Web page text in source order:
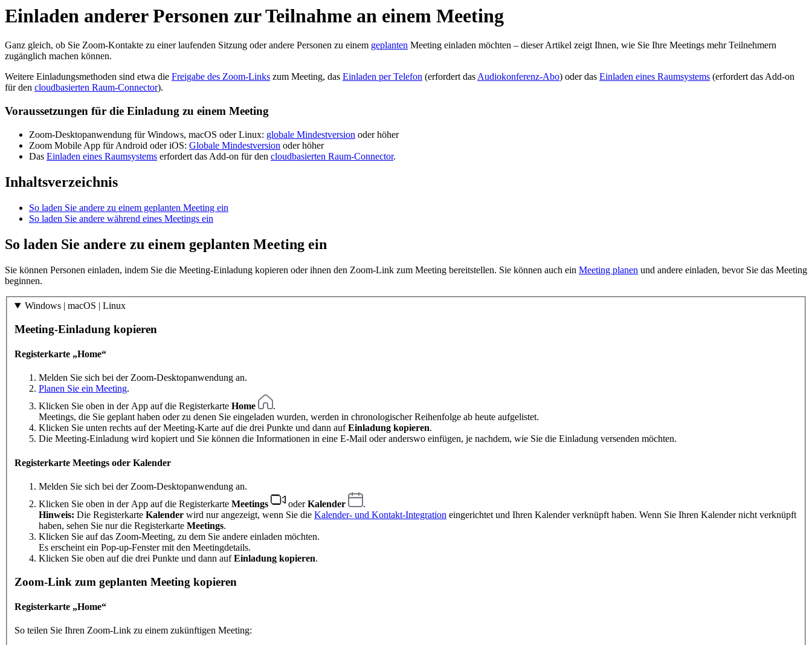
Einladen anderer Personen zur Teilnahme an einem Meeting
Ganz gleich, ob Sie Zoom-Kontakte zu einer laufenden Sitzung oder andere Personen zu einem geplanten Meeting einladen möchten – dieser Artikel zeigt Ihnen, wie Sie Ihre Meetings mehr Teilnehmern
zugänglich machen können.
Weitere Einladungsmethoden sind etwa die Freigabe des Zoom-Links zum Meeting, das Einladen per Telefon (erfordert dasAudiokonferenz-Abo) oder das Einladen eines Raumsystems (erfordert das Add-on
für den cloudbasierten Raum-Connector).
Voraussetzungen für die Einladung zu einem Meeting
Zoom-Desktopanwendung für Windows, macOS oder Linux: globale Mindestversion oder höher
Zoom Mobile App für Android oder iOS: Globale Mindestversion oder höher
Das Einladen eines Raumsystems erfordert das Add-on für den cloudbasierten Raum-Connector.
Inhaltsverzeichnis
So laden Sie andere zu einem geplanten Meeting ein
So laden Sie andere während eines Meetings ein
So laden Sie andere zu einem geplanten Meeting ein
Sie können Personen einladen, indem Sie die Meeting-Einladung kopieren oder ihnen den Zoom-Link zum Meeting bereitstellen. Sie können auch ein Meeting planen und andere einladen, bevor Sie das Meeting
beginnen.
Windows | macOS | Linux
Meeting-Einladung kopieren
Registerkarte „Home“
Melden Sie sich bei der Zoom-Desktopanwendung an.
Planen Sie ein Meeting.
Klicken Sie oben in der App auf die Registerkarte Home
.
Meetings, die Sie geplant haben oder zu denen Sie eingeladen wurden, werden in chronologischer Reihenfolge ab heute aufgelistet.
Klicken Sie unten rechts auf der Meeting-Karte auf die drei Punkte und dann aufEinladung kopieren.
Die Meeting-Einladung wird kopiert und Sie können die Informationen in eine E-Mail oder anderswo einfügen, je nachdem, wie Sie die Einladung versenden möchten.
Registerkarte Meetings oder Kalender
Melden Sie sich bei der Zoom-Desktopanwendung an.
Klicken Sie oben in der App auf die Registerkarte Meetings oderKalender
.
Hinweis: Die Registerkarte Kalender wird nur angezeigt, wenn Sie die Kalender- und Kontakt-Integration eingerichtet und Ihren Kalender verknüpft haben. Wenn Sie Ihren Kalender nicht verknüpft
haben, sehen Sie nur die Registerkarte Meetings.
Klicken Sie auf das Zoom-Meeting, zu dem Sie andere einladen möchten.
Es erscheint ein Pop-up-Fenster mit den Meetingdetails.
Klicken Sie oben auf die drei Punkte und dann aufEinladung kopieren.
Zoom-Link zum geplanten Meeting kopieren
Registerkarte „Home“
So teilen Sie Ihren Zoom-Link zu einem zukünftigen Meeting: